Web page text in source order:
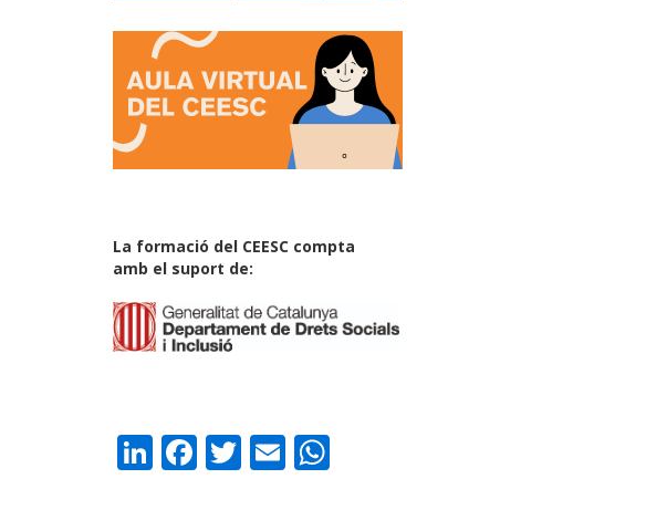
La formació del CEESC compta
amb el suport de:
LinkedIn
Facebook
Twitter
Email